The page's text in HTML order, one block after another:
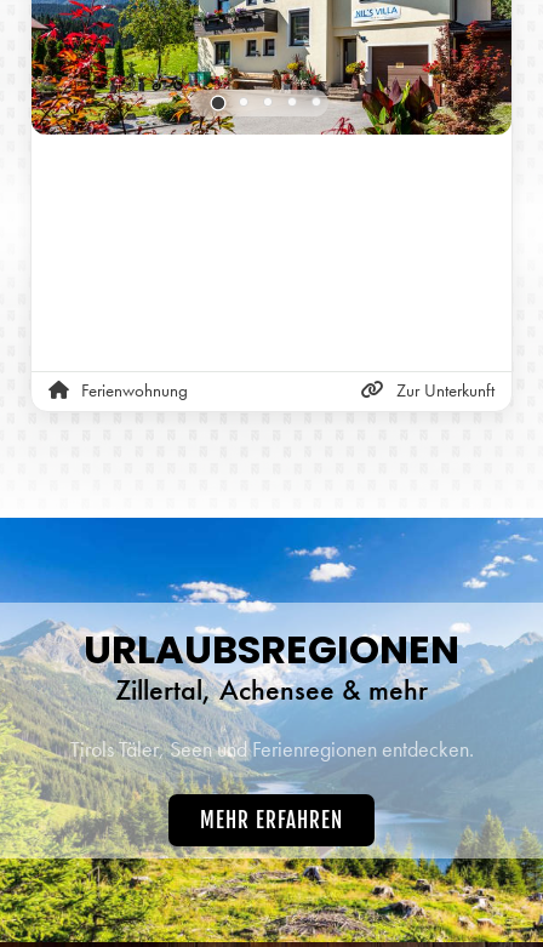
Ferienwohnung Zur Unterkunft
URLAUBSREGIONEN
Zillertal, Achensee & mehr
Tirols Täler, Seen und Ferienregionen entdecken.
MEHR ERFAHREN